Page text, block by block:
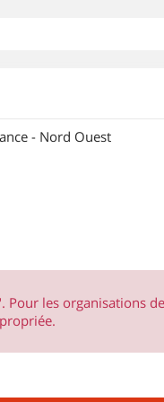
- Nord Ouest
les organisations